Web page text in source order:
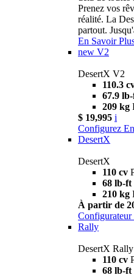
Prenez vos
réalité. La
partout.
En Savoir
new V2
DesertX V2
110.3
67.9
209 kg
$ 19,995 i
Configurez
DesertX
DesertX
110 cv
68 lb-ft
210 kg
À partir de
Configurateur
Rally
DesertX Rally
110 cv
68 lb-ft